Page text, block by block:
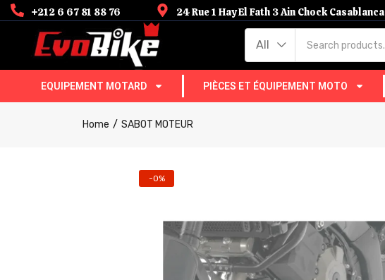
+212 6 67 81 88 76 24 Rue 1 Hay El Fath 3 Ain Chock Casablanca
All
EQUIPEMENT MOTARD PIÈCES ET ÉQUIPEMENT MOTO
Home SABOT MOTEUR
-0%